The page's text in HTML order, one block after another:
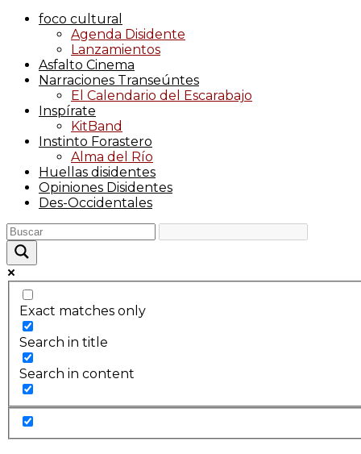
foco cultural
Agenda Disidente
Lanzamientos
Asfalto Cinema
Narraciones Transeúntes
El Calendario del Escarabajo
Inspírate
KitBand
Instinto Forastero
Alma del Río
Huellas disidentes
Opiniones Disidentes
Des-Occidentales
Exact matches only
Search in title
Search in content